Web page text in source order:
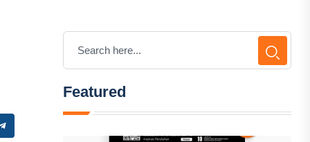
Featured